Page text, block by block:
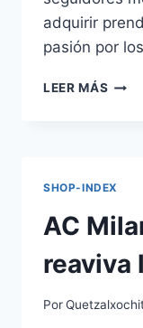
adquirir
pasión por
LEER MÁS MILÁN
SHOP-INDEX
AC
reaviva
Por